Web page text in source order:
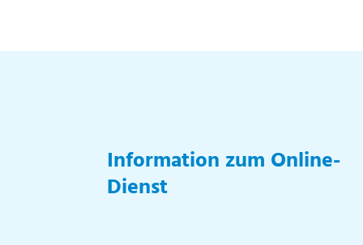
Information zum Online-
Dienst